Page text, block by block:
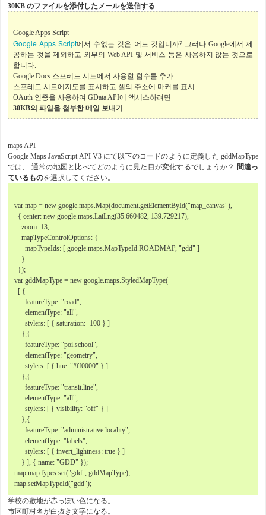
30KB のファイルを添付したメールを送信する
Google Apps Script
Google Apps Script에서 수없는 것은 어느 것입니까? 그러나 Google에서 제
공하는 것을 제외하고 외부의 Web API 및 서비스 등은 사용하지 않는 것으로
합니다.
Google Docs 스프레드 시트에서 사용할 함수를 추가
스프레드 시트에지도를 표시하고 셀의 주소에 마커를 표시
OAuth 인증을 사용하여 GData API에 액세스하려면
30KB의 파일을 첨부한 메일 보내기
maps API
Google Maps JavaScript API V3 にて以下のコードのように定義した gddMapType
では、 通常の地図と比べてどのように見た目が変化するでしょうか？
間違っ
ているものを選択してください。
var map = new google.maps.Map(document.getElementById("map_canvas"),
{ center: new google.maps.LatLng(35.660482, 139.729217),
zoom: 13,
mapTypeControlOptions: {
mapTypeIds: [ google.maps.MapTypeId.ROADMAP, "gdd" ]
}
});
var gddMapType = new google.maps.StyledMapType(
[ {
featureType: "road",
elementType: "all",
stylers: [ { saturation: -100 } ]
},{
featureType: "poi.school",
elementType: "geometry",
stylers: [ { hue: "#ff0000" } ]
},{
featureType: "transit.line",
elementType: "all",
stylers: [ { visibility: "off" } ]
},{
featureType: "administrative.locality",
elementType: "labels",
stylers: [ { invert_lightness: true } ]
} ], { name: "GDD" });
map.mapTypes.set("gdd", gddMapType);
map.setMapTypeId("gdd");
学校の敷地が赤っぽい色になる。
市区町村名が白抜き文字になる。